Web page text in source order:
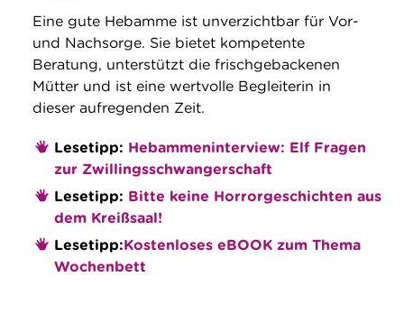
Eine gute Hebamme ist unverzichtbar für Vor-
und Nachsorge. Sie bietet kompetente
Beratung, unterstützt die frischgebackenen
Mütter und ist eine wertvolle Begleiterin in
dieser aufregenden Zeit.
Lesetipp: Hebammeninterview: Elf Fragen
zur Zwillingsschwangerschaft
Lesetipp: Bitte keine Horrorgeschichten aus
dem Kreißsaal!
Lesetipp:Kostenloses eBOOK zum Thema
Wochenbett